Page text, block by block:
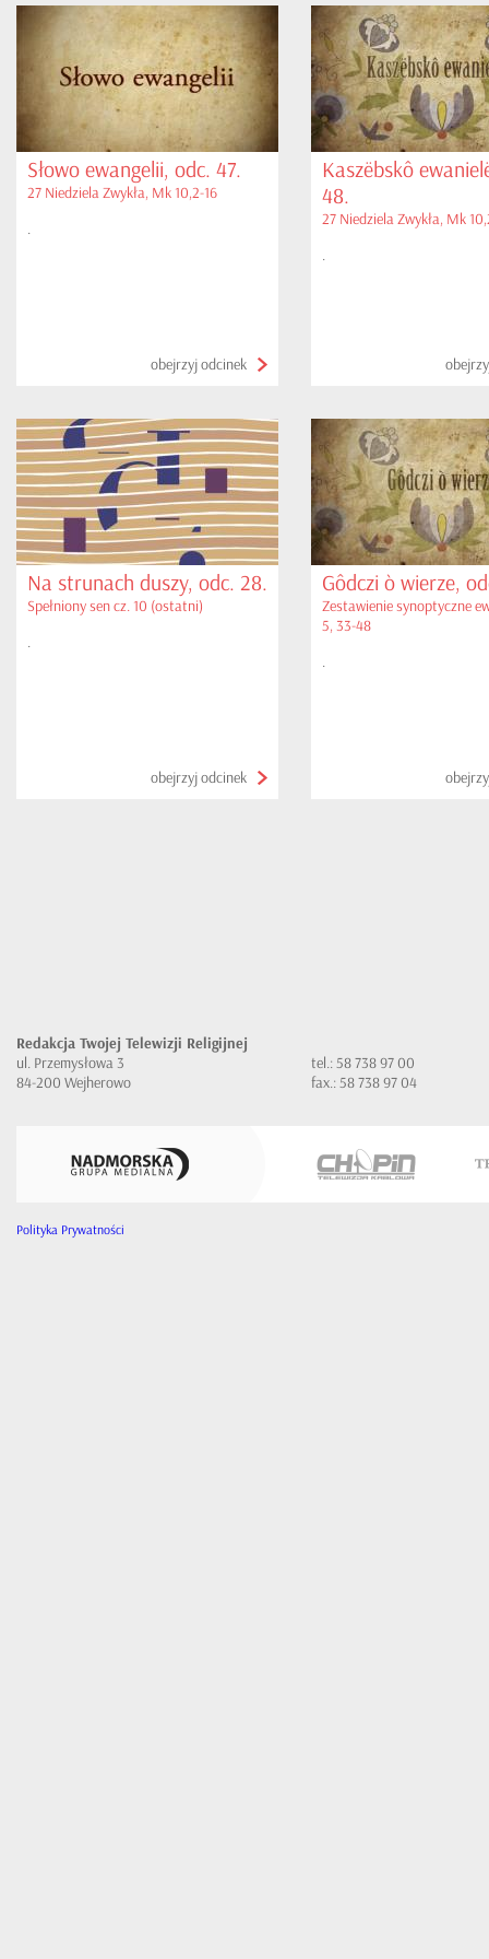
Słowo ewangelii, odc. 47.
27 Niedziela Zwykła, Mk 10,2-16
.
obejrzyj odcinek
Kaszëbskô
48.
27 Niedziela Zwykła, Mk
.
Na strunach duszy, odc. 28.
Spełniony sen cz. 10 (ostatni)
.
obejrzyj odcinek
Gôdczi ò wierze,
Zestawienie synoptyczne
5, 33-48
.
Redakcja Twojej Telewizji Religijnej
ul. Przemysłowa 3
84-200 Wejherowo
tel.: 58 738 97 00
fax.: 58 738 97 04
Polityka Prywatności